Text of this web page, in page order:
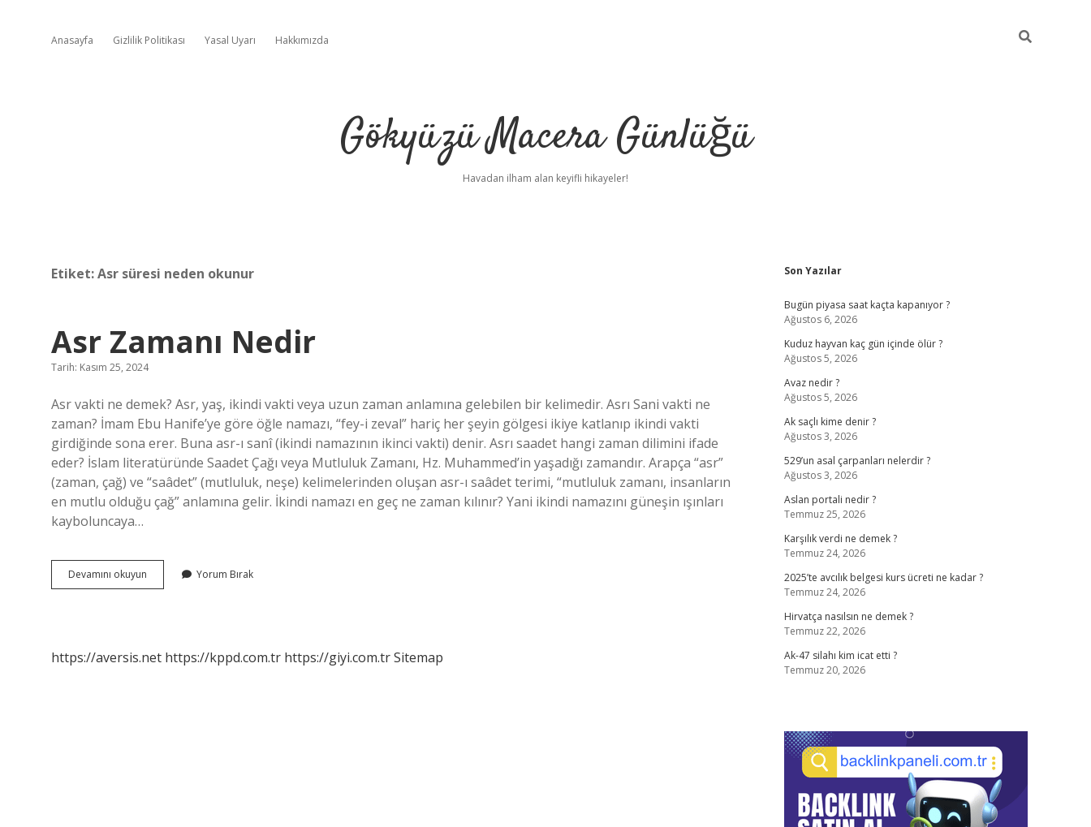
Anasayfa Gizlilik Politikası Yasal Uyarı Hakkımızda
Gökyüzü Macera Günlüğü
Havadan ilham alan keyifli hikayeler!
Etiket:Asr süresi neden okunur
Asr Zamanı Nedir
Tarih: Kasım 25, 2024
Asr vakti ne demek? Asr, yaş, ikindi vakti veya uzun zaman anlamına gelebilen bir kelimedir. Asrı Sani vakti ne
zaman? İmam Ebu Hanife’ye göre öğle namazı, “fey-i zeval” hariç her şeyin gölgesi ikiye katlanıp ikindi vakti
girdiğinde sona erer. Buna asr-ı sanî (ikindi namazının ikinci vakti) denir. Asrı saadet hangi zaman dilimini ifade
eder? İslam literatüründe Saadet Çağı veya Mutluluk Zamanı, Hz. Muhammed’in yaşadığı zamandır. Arapça “asr”
(zaman, çağ) ve “saâdet” (mutluluk, neşe) kelimelerinden oluşan asr-ı saâdet terimi, “mutluluk zamanı, insanların
en mutlu olduğu çağ” anlamına gelir. İkindi namazı en geç ne zaman kılınır? Yani ikindi namazını güneşin ışınları
kayboluncaya…
Devamını okuyun
Zamanı
Yorum Bırak
https://aversis.net https://kppd.com.tr https://giyi.com.trSitemap
Sidebar
Son Yazılar
Bugün piyasa saat kaçta kapanıyor ?
Ağustos 6, 2026
Kuduz hayvan kaç gün içinde ölür ?
Ağustos 5, 2026
Avaz nedir ?
Ağustos 5, 2026
Ak saçlı kime denir ?
Ağustos 3, 2026
529’un asal çarpanları nelerdir ?
Ağustos 3, 2026
Aslan portali nedir ?
Temmuz 25, 2026
Karşılık verdi ne demek ?
Temmuz 24, 2026
2025’te avcılık belgesi kurs ücreti ne kadar ?
Temmuz 24, 2026
Hirvatça nasılsın ne demek ?
Temmuz 22, 2026
Ak-47 silahı kim icat etti ?
Temmuz 20, 2026